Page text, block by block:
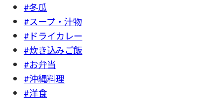
#冬瓜
#スープ・汁物
#ドライカレー
#炊き込みご飯
#お弁当
#沖縄料理
#洋食